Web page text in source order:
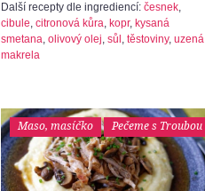
Další recepty dle ingrediencí: česnek,
cibule, citronová kůra, kopr, kysaná
smetana, olivový olej, sůl , těstoviny, uzená
makrela
Maso, masíčko Pečeme s Troubou